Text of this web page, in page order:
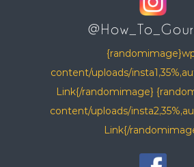
content/uploads/
Link{/randomimage}
content/uploads/
Link{/